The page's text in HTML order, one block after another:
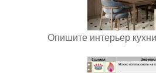
Опишите интерьер